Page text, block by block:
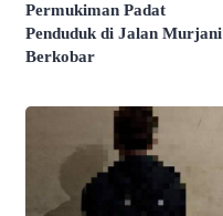
Permukiman Padat
Penduduk di Jalan Murjani
Berkobar